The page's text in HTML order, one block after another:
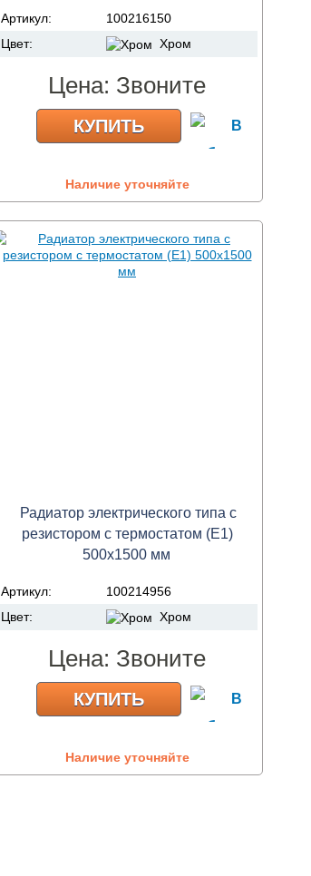
Артикул:
100216150
Цвет:
Хром
Цена: Звоните
КУПИТЬ
Наличие уточняйте
Радиатор электрического типа с
резистором с термостатом (E1)
500x1500 мм
Артикул:
100214956
Цвет:
Хром
Цена: Звоните
КУПИТЬ
Наличие уточняйте